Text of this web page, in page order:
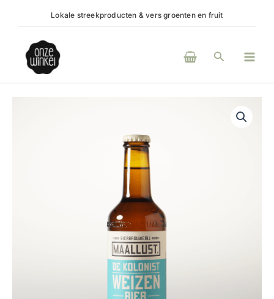
inhoud
Lokale streekproducten & vers groenten en fruit
Zoeken